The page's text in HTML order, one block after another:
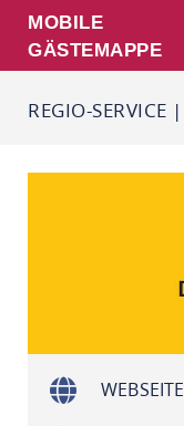
MOBILE
GÄSTEMAPPE
REGIO-SERVICE |
WEBSEITE